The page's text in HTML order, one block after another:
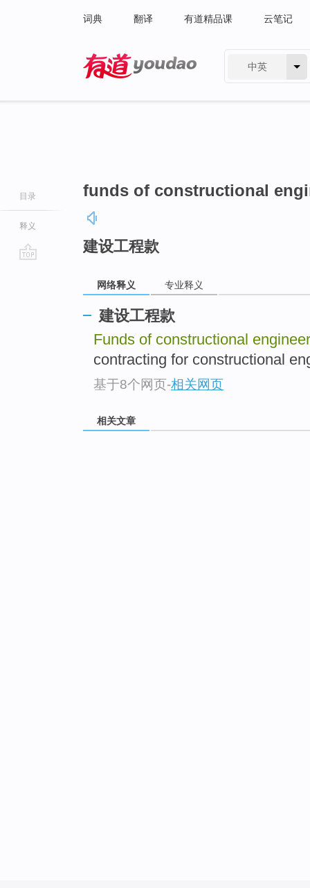
词典 翻译 有道精品课 云笔记
中英
目录
释义
funds of constructional
建设工程款
网络释义 专业释义
建设工程款
Funds of constructional
contracting for constructional
基于8个网页-相关网页
相关文章